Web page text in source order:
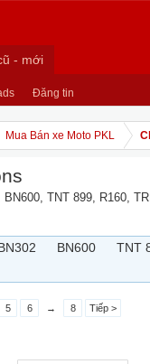
- mới
Đăng tin
Mua Bán xe Moto PKL
TNT 899, R160,
BN302 BN600 TNT
5 6 → 8 Tiếp >